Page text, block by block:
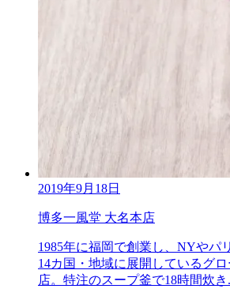
2019年9月18日
博多一風堂 大名本店
1985年に福岡で創業し、NYやパ
14カ国・地域に展開しているグ
店。特注のスープ釜で18時間炊き